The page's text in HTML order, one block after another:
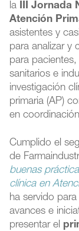
la III Jornada
Atención
asistentes y
para analizar y
para
sanitarios e
investigación
primaria (AP)
en
Cumplido el
de
buenas
clínica en
ha servido
avances e
presentar el